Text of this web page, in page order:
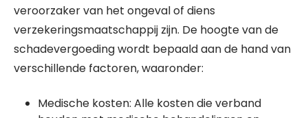
veroorzaker van het ongeval of diens
verzekeringsmaatschappij zijn. De hoogte van de
schadevergoeding wordt bepaald aan de hand van
verschillende factoren, waaronder:
Medische kosten: Alle kosten die verband